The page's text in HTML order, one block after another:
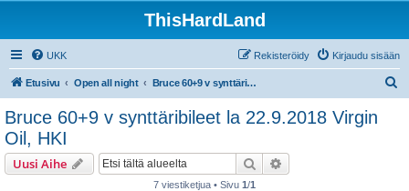
ThisHardLand
UKK Kirjaudu sisään
Rekisteröidy
Etusivu Open all night Bruce 60+9 v synttäribileet la 22.9.2018 Virgin Oil, HKI
Bruce 60+9 v synttäribileet la 22.9.2018 Virgin
Oil, HKI
Uusi Aihe Etsi
7 viestiketjua • Sivu 1/1